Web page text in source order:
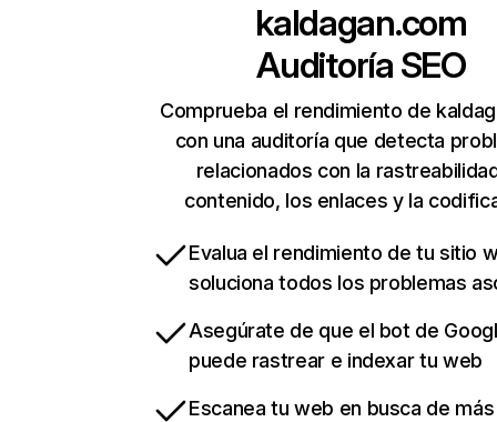
kaldagan.com
Auditoría SEO
Comprueba el rendimiento de
con una auditoría que detecta
relacionados con la
contenido, los enlaces y la
Evalua el rendimiento de tu sitio
soluciona todos los problemas
Asegúrate de que el bot de
puede rastrear e indexar tu web
Escanea tu web en busca de